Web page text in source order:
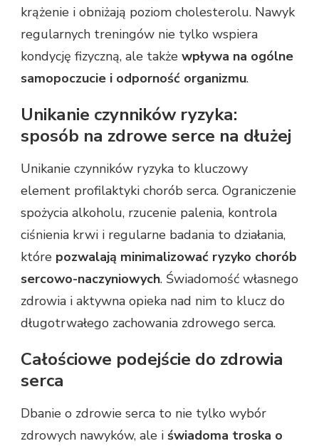
krążenie i obniżają poziom cholesterolu. Nawyk
regularnych treningów nie tylko wspiera
kondycję fizyczną, ale także wpływa na ogólne
samopoczucie i odporność organizmu.
Unikanie czynników ryzyka:
sposób na zdrowe serce na dłużej
Unikanie czynników ryzyka to kluczowy
element profilaktyki chorób serca. Ograniczenie
spożycia alkoholu, rzucenie palenia, kontrola
ciśnienia krwi i regularne badania to działania,
które pozwalają minimalizować ryzyko chorób
sercowo-naczyniowych. Świadomość własnego
zdrowia i aktywna opieka nad nim to klucz do
długotrwałego zachowania zdrowego serca.
Całościowe podejście do zdrowia
serca
Dbanie o zdrowie serca to nie tylko wybór
zdrowych nawyków, ale i świadoma troska o